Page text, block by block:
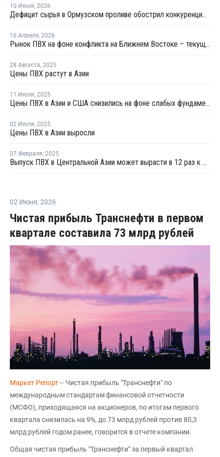
10 Июня, 2026
Дефицит сырья в Ормузском проливе обострил конкуренцию на рынке ПВХ в Азии
16 Апреля, 2026
Рынок ПВХ на фоне конфликта на Ближнем Востоке – текущая ситуация и прогноз мирового рынка ПВХ
28 Августа, 2025
Цены ПВХ растут в Азии
11 Июля, 2025
Цены ПВХ в Азии и США снизились на фоне слабых фундаментальных факторов
02 Июля, 2025
Цены ПВХ в Азии выросли
07 Февраля, 2025
Выпуск ПВХ в Центральной Азии может вырасти в 12 раз к 2035 году
02 Июня, 2026
Чистая прибыль Транснефти в первом
квартале составила 73 млрд рублей
Маркет Репорт-- Чистая прибыль "Транснефти" по
международным стандартам финансовой отчетности
(МСФО), приходящаяся на акционеров, по итогам первого
квартала снизилась на 9%, до 73 млрд рублей против 80,3
млрд рублей годом ранее, говорится в отчете компании.
Общая чистая прибыль "Транснефти" за первый квартал